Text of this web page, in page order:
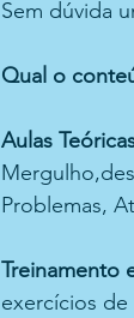
Sem dúvida
Qual o
Aulas
Problemas,
Treinamento
exercícios